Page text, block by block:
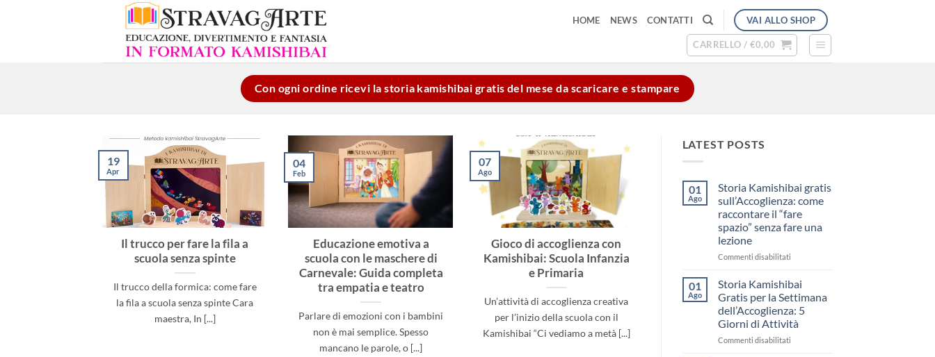
HOME NEWS CONTATTI VAI ALLO SHOP
CARRELLO / €0,00
Con ogni ordine ricevi la storia kamishibai gratis del mese da scaricare e stampare
Il trucco per fare la fila a
scuola senza spinte
Il trucco della formica: come fare
la fila a scuola senza spinte Cara
maestra, In [...]
19
Apr
Educazione emotiva a
scuola con le maschere di
Carnevale: Guida completa
tra empatia e teatro
Parlare di emozioni con i bambini
non è mai semplice. Spesso
mancano le parole, o [...]
04
Feb
Gioco di accoglienza con
Kamishibai: Scuola Infanzia
e Primaria
Un’attività di accoglienza creativa
per l’inizio della scuola con il
Kamishibai “Ci vediamo a metà [...]
07
Ago
LATEST POSTS
01
Ago
Storia Kamishibai gratis
sull’Accoglienza: come
raccontare il “fare
spazio” senza fare una
lezione
Commenti disabilitatisu
Kamishibai
gratis
sull’Accoglienza:
come
raccontare
il
01
Ago
Storia Kamishibai
Gratis per la Settimana
dell’Accoglienza: 5
Giorni di Attività
Commenti disabilitatisu